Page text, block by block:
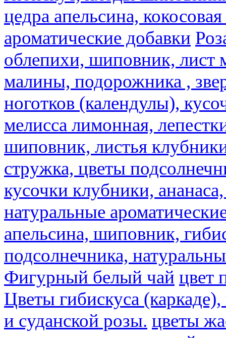
цедра апельсина,
ароматические добавки
облепихи, шиповник, лист
малины, подорожника ,
ноготков (календулы),
мелисса лимонная,
шиповник, листья
стружка, цветы
кусочки клубники,
натуральные
апельсина, шиповник,
подсолнечника,
Фигурный белый чай цвет
Цветы гибискуса
и суданской розы. цветы